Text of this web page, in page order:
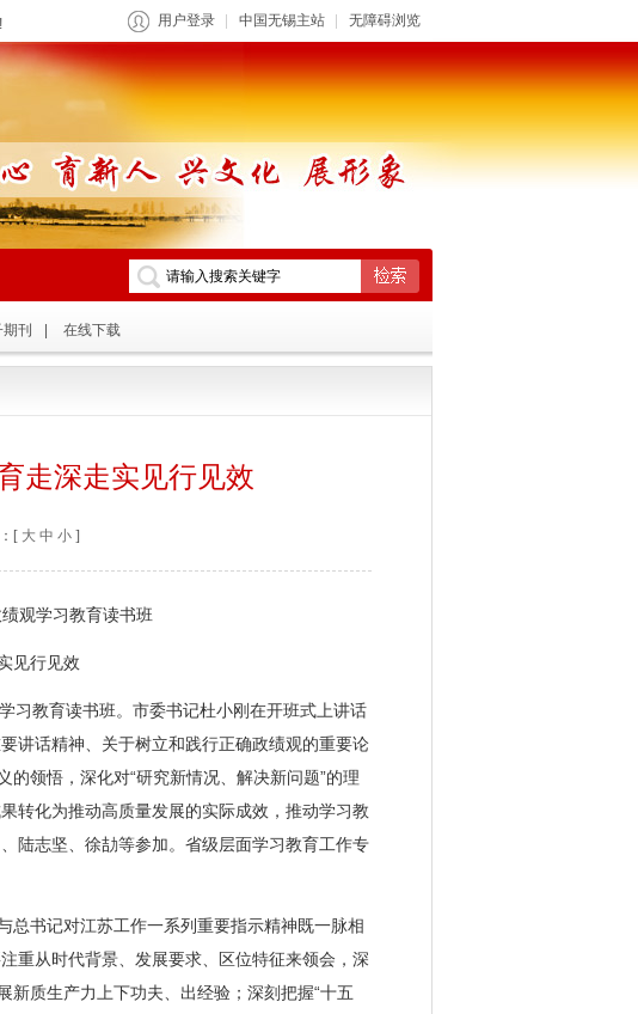
用户登录 中国无锡主站 无障碍浏览
刊 在线下载
走深走实见行见效
[ 大 中 小]
观学习教育读书班
见行见效
教育读书班。市委书记杜小刚在开班式上讲话
讲话精神、关于树立和践行正确政绩观的重要论
领悟，深化对“研究新情况、解决新问题”的理
转化为推动高质量发展的实际成效，推动学习教
陆志坚、徐劼等参加。省级层面学习教育工作专
书记对江苏工作一系列重要指示精神既一脉相
重从时代背景、发展要求、区位特征来领会，深
新质生产力上下功夫、出经验；深刻把握“十五